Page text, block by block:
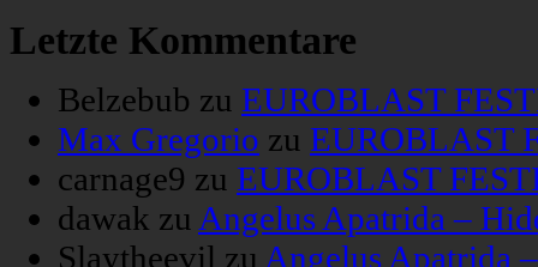
Letzte Kommentare
Belzebub zu EUROBLAST
Max Gregorio zu EUROBLAST
carnage9 zu EUROBLAST
dawak zu Angelus Apatrida –
Slaytheevil zu Angelus Apatrida